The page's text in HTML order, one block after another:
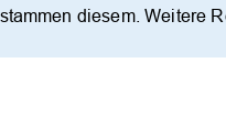
diesem. Weitere